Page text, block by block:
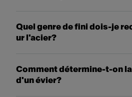
Quel genre de fini dois-je
ur l'acier?
Comment détermine-t-on
d'un évier?